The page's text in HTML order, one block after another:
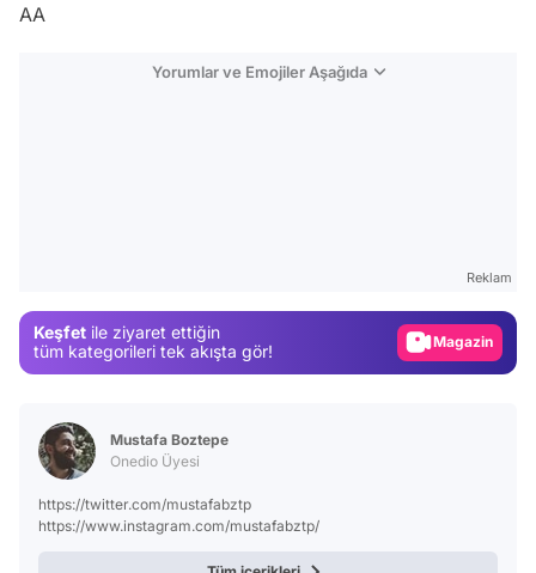
AA
Yorumlar ve Emojiler Aşağıda
Reklam
Keşfet ile ziyaret ettiğin
tüm kategorileri tek akışta gör!
Magazin
Mustafa Boztepe
Onedio Üyesi
https://twitter.com/mustafabztp
https://www.instagram.com/mustafabztp/